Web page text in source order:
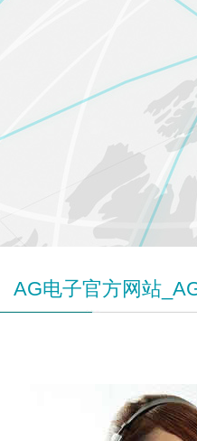
AG电子官方网站